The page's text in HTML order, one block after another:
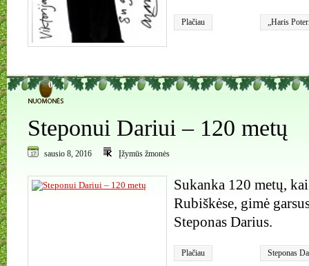
Plačiau
„Haris
0
Steponui Dariui – 120 metų
sausio 8, 2016 Įžymūs žmonės
Sukanka 120 metų,
Rubiškėse, gimė
Steponas Darius.
Plačiau Steponas